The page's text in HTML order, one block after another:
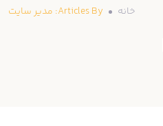
Articles By: مدیر سایت خانه